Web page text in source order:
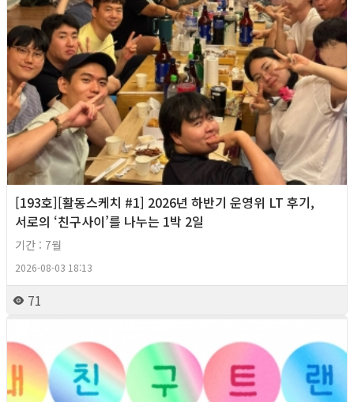
[193호][활동스케치 #1] 2026년 하반기 운영위 LT 후기,
서로의 ‘친구사이’를 나누는 1박 2일
기간 : 7월
2026-08-03 18:13
71